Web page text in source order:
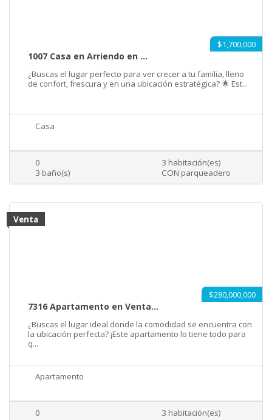
$1,700,000
1007 Casa en Arriendo en ...
¿Buscas el lugar perfecto para ver crecer a tu familia, lleno
de confort, frescura y en una ubicación estratégica? 🌟 Est...
Casa
0
3 habitación(es)
3 baño(s)
CON parqueadero
$280,000,000
7316 Apartamento en Venta...
¿Buscas el lugar ideal donde la comodidad se encuentra con
la ubicación perfecta? ¡Este apartamento lo tiene todo para
q...
Apartamento
0
3 habitación(es)
Venta